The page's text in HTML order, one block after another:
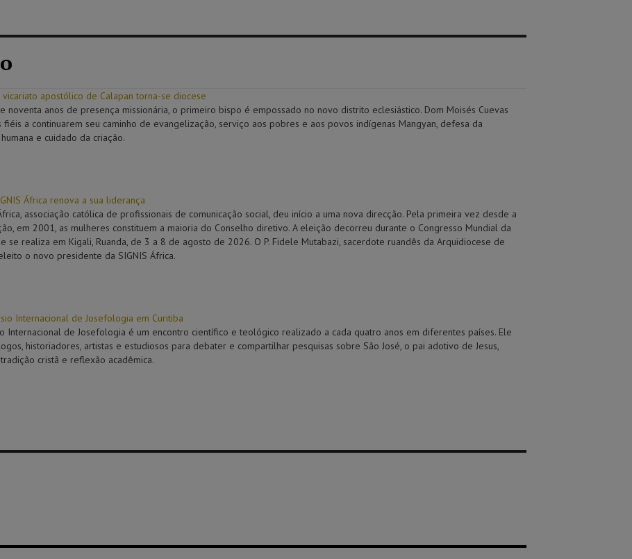
vicariato apostólico de Calapan torna-se diocese
noventa anos de presença missionária, o primeiro bispo é empossado no novo distrito eclesiástico. Dom Moisés Cuevas
fiéis a continuarem seu caminho de evangelização, serviço aos pobres e aos povos indígenas Mangyan, defesa da
e cuidado da criação.
África renova a sua liderança
associação católica de profissionais de comunicação social, deu início a uma nova direcção. Pela primeira vez desde a
em 2001, as mulheres constituem a maioria do Conselho diretivo. A eleição decorreu durante o Congresso Mundial da
se realiza em Kigali, Ruanda, de 3 a 8 de agosto de 2026. O P. Fidele Mutabazi, sacerdote ruandês da Arquidiocese de
o novo presidente da SIGNIS África.
Internacional de Josefologia em Curitiba
Internacional de Josefologia é um encontro científico e teológico realizado a cada quatro anos em diferentes países. Ele
historiadores, artistas e estudiosos para debater e compartilhar pesquisas sobre São José, o pai adotivo de Jesus,
cristã e reflexão acadêmica.